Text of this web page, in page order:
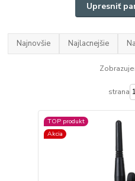
Upresniť
Najnovšie Najlacnejšie
strana
TOP produkt
Akcia